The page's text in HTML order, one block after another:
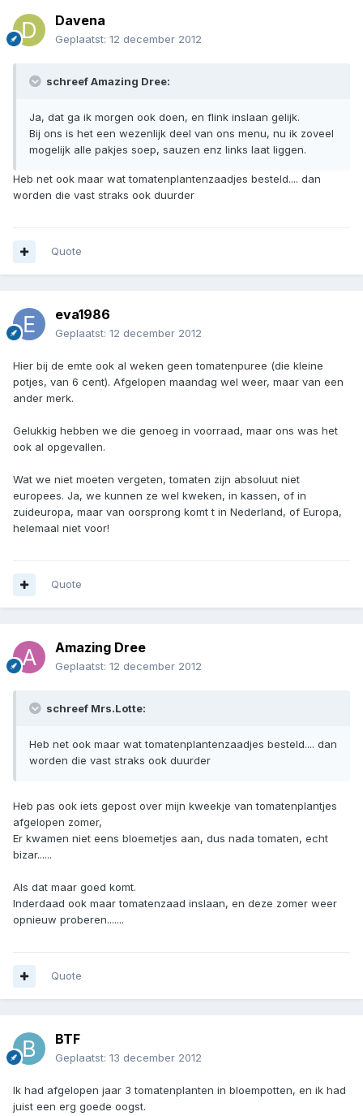
Davena
Geplaatst: 12 december 2012
schreef Amazing Dree:
Ja, dat ga ik morgen ook doen, en flink inslaan gelijk.
Bij ons is het een wezenlijk deel van ons menu, nu ik zoveel
mogelijk alle pakjes soep, sauzen enz links laat liggen.
Heb net ook maar wat tomatenplantenzaadjes besteld.... dan
worden die vast straks ook duurder
Quote
eva1986
Geplaatst: 12 december 2012
Hier bij de emte ook al weken geen tomatenpuree (die kleine
potjes, van 6 cent). Afgelopen maandag wel weer, maar van een
ander merk.
Gelukkig hebben we die genoeg in voorraad, maar ons was het
ook al opgevallen.
Wat we niet moeten vergeten, tomaten zijn absoluut niet
europees. Ja, we kunnen ze wel kweken, in kassen, of in
zuideuropa, maar van oorsprong komt t in Nederland, of Europa,
helemaal niet voor!
Quote
Amazing Dree
Geplaatst: 12 december 2012
schreef Mrs.Lotte:
Heb net ook maar wat tomatenplantenzaadjes besteld.... dan
worden die vast straks ook duurder
Heb pas ook iets gepost over mijn kweekje van tomatenplantjes
afgelopen zomer,
Er kwamen niet eens bloemetjes aan, dus nada tomaten, echt
bizar......
Als dat maar goed komt.
Inderdaad ook maar tomatenzaad inslaan, en deze zomer weer
opnieuw proberen.......
Quote
BTF
Geplaatst: 13 december 2012
Ik had afgelopen jaar 3 tomatenplanten in bloempotten, en ik had
juist een erg goede oogst.